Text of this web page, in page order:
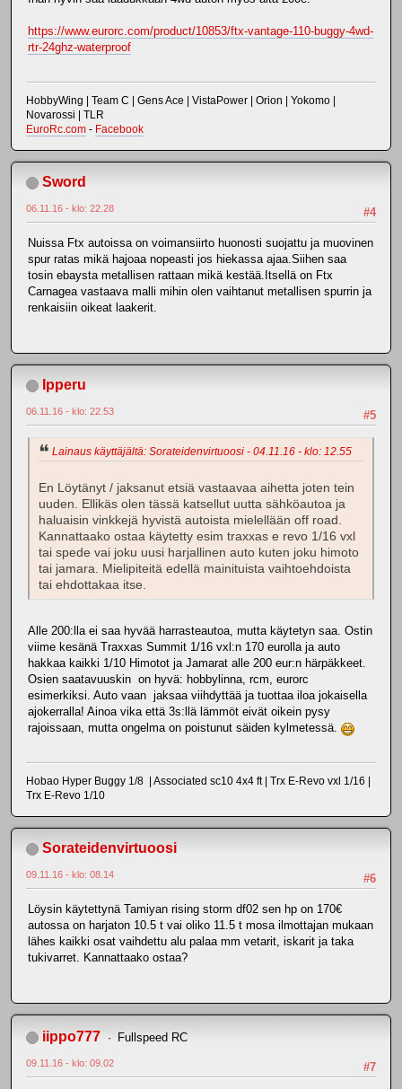
https://www.eurorc.com/product/10853/ftx-vantage-110-buggy-4wd-
rtr-24ghz-waterproof
HobbyWing | Team C | Gens Ace | VistaPower | Orion | Yokomo |
Novarossi | TLR
EuroRc.com - Facebook
Sword
#4
06.11.16 - klo: 22.28
Nuissa Ftx autoissa on voimansiirto huonosti suojattu ja muovinen
spur ratas mikä hajoaa nopeasti jos hiekassa ajaa.Siihen saa
tosin ebaysta metallisen rattaan mikä kestää.Itsellä on Ftx
Carnagea vastaava malli mihin olen vaihtanut metallisen spurrin ja
renkaisiin oikeat laakerit.
Ipperu
#5
06.11.16 - klo: 22.53
Lainaus käyttäjältä: Sorateidenvirtuoosi - 04.11.16 - klo: 12.55
En Löytänyt / jaksanut etsiä vastaavaa aihetta joten tein
uuden. Ellikäs olen tässä katsellut uutta sähköautoa ja
haluaisin vinkkejä hyvistä autoista mielellään off road.
Kannattaako ostaa käytetty esim traxxas e revo 1/16 vxl
tai spede vai joku uusi harjallinen auto kuten joku himoto
tai jamara. Mielipiteitä edellä mainituista vaihtoehdoista
tai ehdottakaa itse.
Alle 200:lla ei saa hyvää harrasteautoa, mutta käytetyn saa. Ostin
viime kesänä Traxxas Summit 1/16 vxl:n 170 eurolla ja auto
hakkaa kaikki 1/10 Himotot ja Jamarat alle 200 eur:n härpäkkeet.
Osien saatavuuskin on hyvä: hobbylinna, rcm, eurorc
esimerkiksi. Auto vaan jaksaa viihdyttää ja tuottaa iloa jokaisella
ajokerralla! Ainoa vika että 3s:llä lämmöt eivät oikein pysy
rajoissaan, mutta ongelma on poistunut säiden kylmetessä.
Hobao Hyper Buggy 1/8 | Associated sc10 4x4 ft | Trx E-Revo vxl 1/16 |
Trx E-Revo 1/10
Sorateidenvirtuoosi
#6
09.11.16 - klo: 08.14
Löysin käytettynä Tamiyan rising storm df02 sen hp on 170€
autossa on harjaton 10.5 t vai oliko 11.5 t mosa ilmottajan mukaan
lähes kaikki osat vaihdettu alu palaa mm vetarit, iskarit ja taka
tukivarret. Kannattaako ostaa?
iippo777 Fullspeed RC
#7
09.11.16 - klo: 09.02